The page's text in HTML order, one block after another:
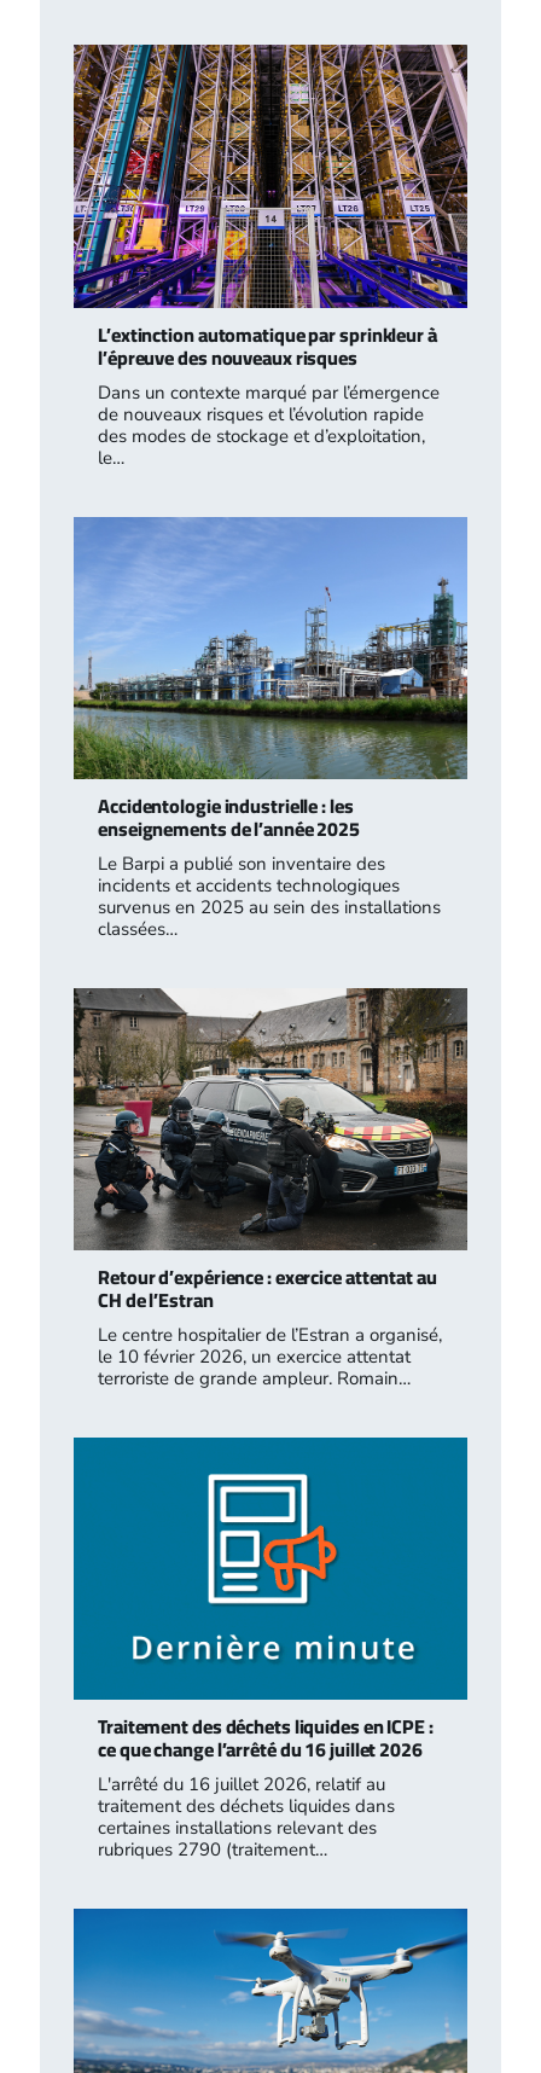
L’extinction automatique par sprinkleur à
l’épreuve des nouveaux risques
Dans un contexte marqué par l’émergence
de nouveaux risques et l’évolution rapide
des modes de stockage et d’exploitation,
le…
Accidentologie industrielle : les
enseignements de l’année 2025
Le Barpi a publié son inventaire des
incidents et accidents technologiques
survenus en 2025 au sein des installations
classées…
Retour d’expérience : exercice attentat au
CH de l’Estran
Le centre hospitalier de l’Estran a organisé,
le 10 février 2026, un exercice attentat
terroriste de grande ampleur. Romain…
Traitement des déchets liquides en ICPE :
ce que change l’arrêté du 16 juillet 2026
L'arrêté du 16 juillet 2026, relatif au
traitement des déchets liquides dans
certaines installations relevant des
rubriques 2790 (traitement…